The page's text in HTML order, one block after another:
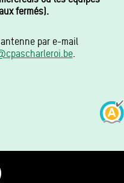
fermés).
par e-mail
.